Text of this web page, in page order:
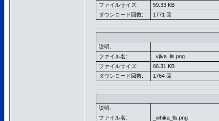
ファイルサイズ:
59.33 KB
ダウンロード回数:
1771 回
説明:
ファイル名:
_vjlya_lls.png
ファイルサイズ:
66.31 KB
ダウンロード回数:
1764 回
説明:
ファイル名:
_whika_lls.png